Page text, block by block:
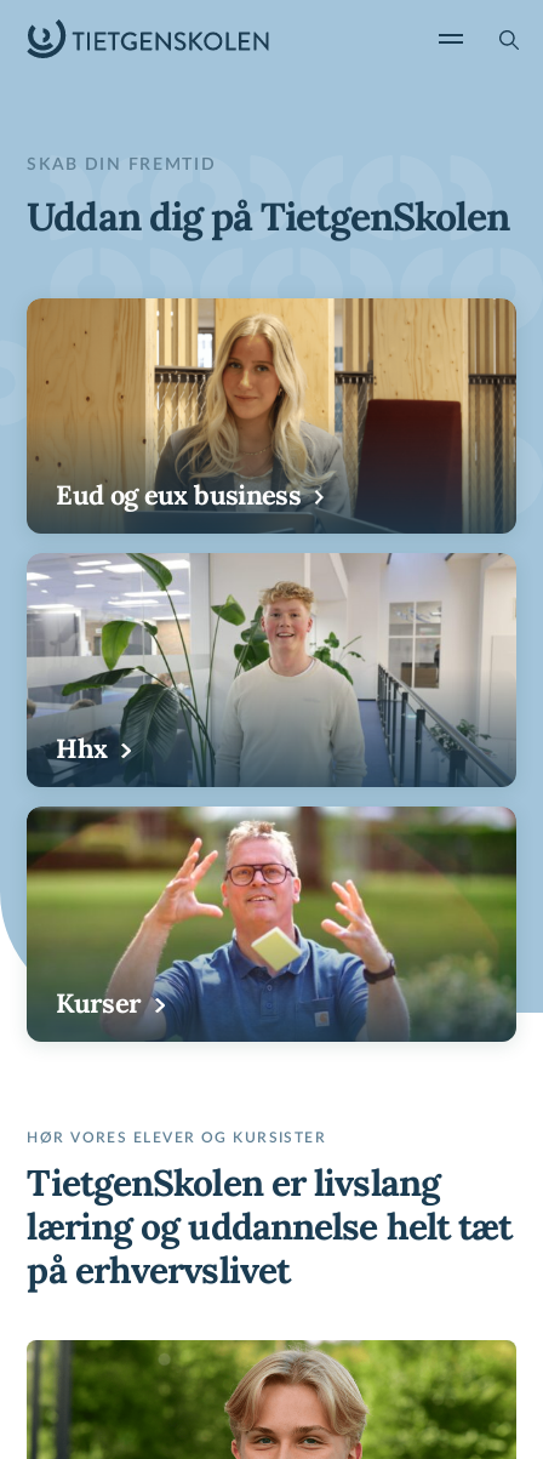
SKAB DIN FREMTID
Uddan dig på TietgenSkolen
Eudogeuxbusiness
Hhx
Kurser
HØR VORES ELEVER OG KURSISTER
TietgenSkolen er livslang
læring og uddannelse helt tæt
på erhvervslivet